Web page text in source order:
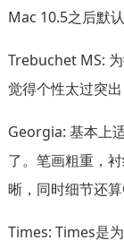
Mac 10.5之后默认
Trebuchet MS:
觉得个性太过突出
Georgia: 基本上
了。笔画粗重，
晰，同时细节还算
Times: Times是